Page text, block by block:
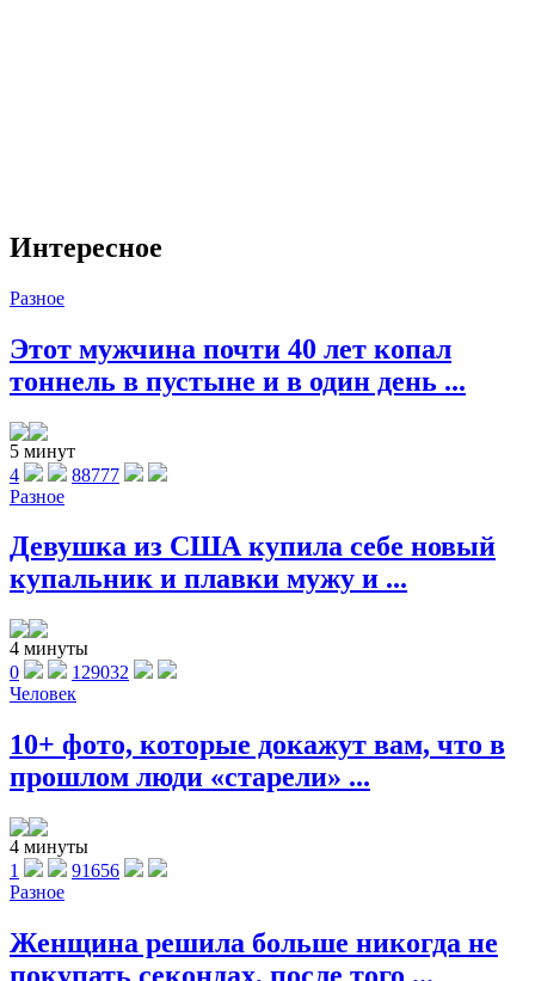
Интересное
Разное
Этот мужчина почти 40 лет копал
тоннель в пустыне и в один день ...
5 минут
4
88777
Разное
Девушка из США купила себе новый
купальник и плавки мужу и ...
4 минуты
0
129032
Человек
10+ фото, которые докажут вам, что в
прошлом люди «старели» ...
4 минуты
1
91656
Разное
Женщина решила больше никогда не